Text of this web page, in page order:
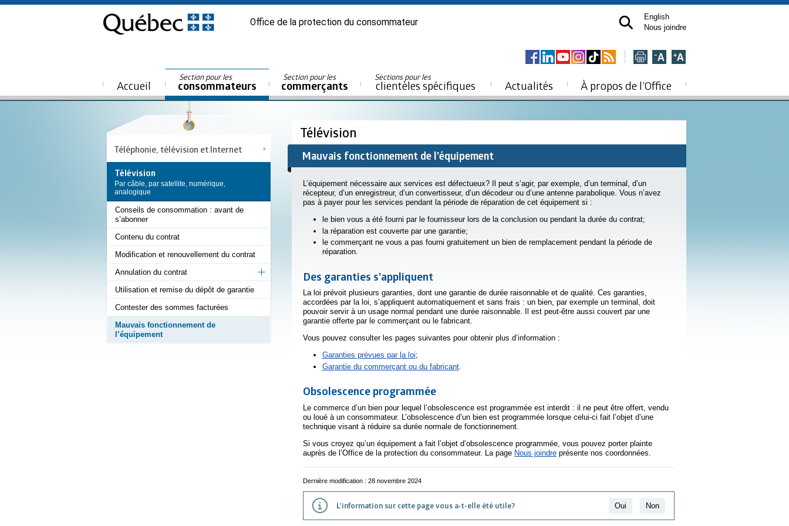
Office de la protection du consommateur
English
Nous joindre
Accueil
Section pour les
consommateurs
Section pour les
commerçants
Sections pour les
clientèles spécifiques Actualités À propos de l’Office
Téléphonie, télévision et Internet
Télévision
Par câble, par satellite, numérique,
analogique
Conseils de consommation : avant de
s’abonner
Contenu du contrat
Modification et renouvellement du contrat
Annulation du contrat
Utilisation et remise du dépôt de garantie
Contester des sommes facturées
Mauvais fonctionnement de
l’équipement
Télévision
Mauvais fonctionnement de l’équipement
L’équipement nécessaire aux services est défectueux? Il peut s’agir, par exemple, d’un terminal, d’un
récepteur, d’un enregistreur, d’un convertisseur, d’un décodeur ou d’une antenne parabolique. Vous n’avez
pas à payer pour les services pendant la période de réparation de cet équipement si :
le bien vous a été fourni par le fournisseur lors de la conclusion ou pendant la durée du contrat;
la réparation est couverte par une garantie;
le commerçant ne vous a pas fourni gratuitement un bien de remplacement pendant la période de
réparation.
Des garanties s’appliquent
La loi prévoit plusieurs garanties, dont une garantie de durée raisonnable et de qualité. Ces garanties,
accordées par la loi, s’appliquent automatiquement et sans frais : un bien, par exemple un terminal, doit
pouvoir servir à un usage normal pendant une durée raisonnable. Il est peut-être aussi couvert par une
garantie offerte par le commerçant ou le fabricant.
Vous pouvez consulter les pages suivantes pour obtenir plus d’information :
Garanties prévues par la loi;
Garantie du commerçant ou du fabricant.
Obsolescence programmée
Le commerce d’un bien pour lequel l’obsolescence est programmée est interdit : il ne peut être offert, vendu
ou loué à un consommateur. L’obsolescence d’un bien est programmée lorsque celui-ci fait l’objet d’une
technique visant à réduire sa durée normale de fonctionnement.
Si vous croyez qu’un équipement a fait l’objet d’obsolescence programmée, vous pouvez porter plainte
auprès de l’Office de la protection du consommateur. La page Nous joindre présente nos coordonnées.
Dernière modification : 28 novembre 2024
L'information sur cette page vous a-t-elle été utile? Oui Non